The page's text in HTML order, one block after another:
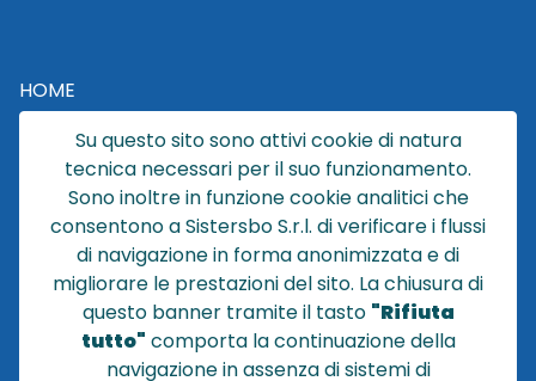
HOME
CATALOGO
CHI SIAMO
NEWS
CONTATTACI
CONDIZIONI DI VENDITA
POLICY PRIVACY
NOTE LEGALI
Su questo sito sono attivi cookie di natura
tecnica necessari per il suo funzionamento.
Sono inoltre in funzione cookie analitici che
consentono a Sistersbo S.r.l. di verificare i flussi
di navigazione in forma anonimizzata e di
migliorare le prestazioni del sito. La chiusura di
questo banner tramite il tasto "Rifiuta
tutto" comporta la continuazione della
navigazione in assenza di sistemi di